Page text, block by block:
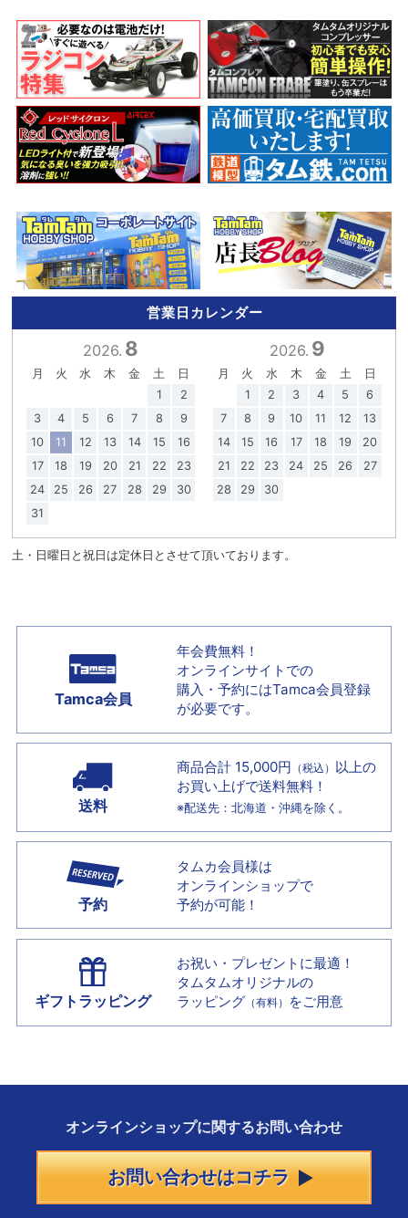
営業日カレンダー
2026. 8
月 火 水 木 金 土
日
1
2
3
4 5 6 7 8
9
10
11 12 13 14 15
16
17
18 19 20 21 22
23
24
25 26 27 28 29
30
31
2026. 9
月 火 水 木 金 土
日
1
2 3 4 5
6
7
8 9 10 11 12
13
14
15 16 17 18 19
20
21
22 23 24 25 26
27
28
29 30
土・日曜日と祝日は定休日とさせて頂いております。
Tamca会員
年会費無料！
オンラインサイトでの
購入・予約にはTamca会員登録
が必要です。
送料
商品合計 15,000円 （税込） 以上の
お買い上げで送料無料！
※配送先：北海道・沖縄を除く。
予約
タムカ会員様は
オンラインショップで
予約が可能！
ギフトラッピング
お祝い・プレゼントに最適！
タムタムオリジナルの
ラッピング （有料） をご用意
オンラインショップに関するお問い合わせ
お問い合わせはコチラ